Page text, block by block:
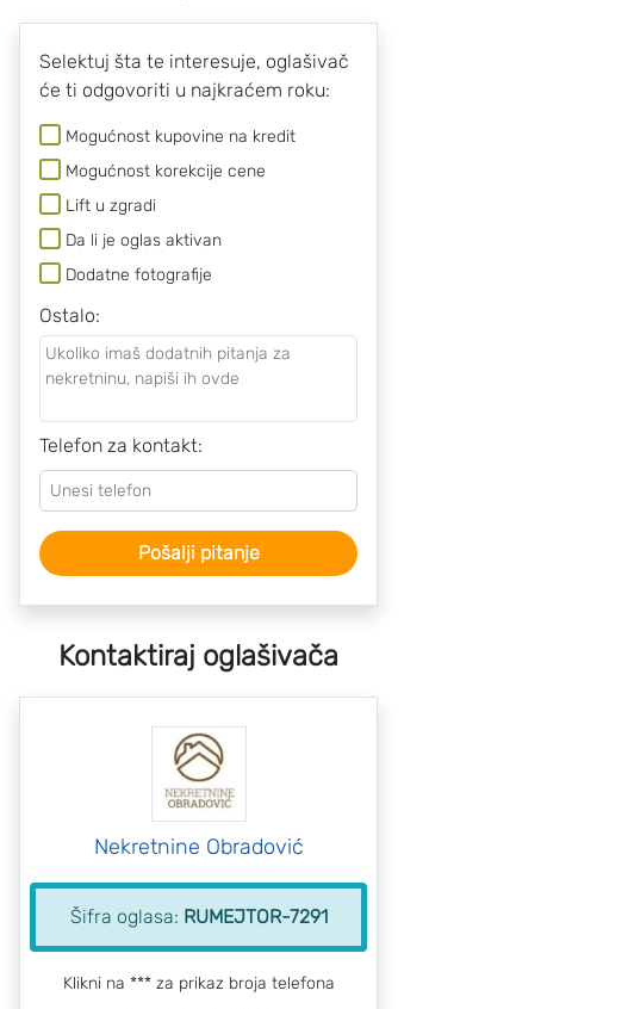
Selektuj šta te interesuje, oglašivač
će ti odgovoriti u najkraćem roku:
Mogućnost kupovine na kredit
Mogućnost korekcije cene
Lift u zgradi
Da li je oglas aktivan
Dodatne fotografije
Ostalo:
Telefon za kontakt:
Pošalji pitanje
Kontaktiraj oglašivača
Nekretnine Obradović
Šifra oglasa: RUMEJTOR-7291
Klikni na *** za prikaz broja telefona